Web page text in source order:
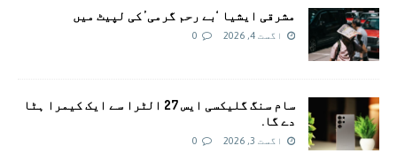
مشرقی ایشیا ‘بے رحم گرمی’ کی لپیٹ میں
اگست 4, 2026 0
سام سنگ گلیکسی ایس 27 الٹرا سے ایک کیمرا ہٹا
دے گا.
اگست 3, 2026 0